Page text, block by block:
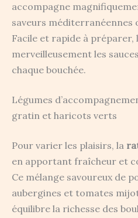
accompagne
saveurs méditerranéennes
Facile et rapide à préparer,
merveilleusement les
chaque bouchée.
Légumes
gratin et haricots verts
Pour varier les plaisirs, la
en apportant fraîcheur et
Ce mélange savoureux de
aubergines et tomates
équilibre la richesse des